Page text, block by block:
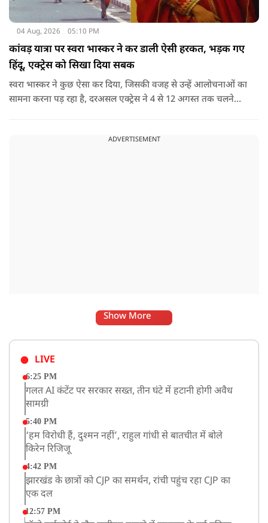
04 Aug, 2026 05:10 PM
कांवड़ यात्रा पर स्वरा भास्कर ने कर डाली ऐसी हरकत, भड़क गए
हिंदू, एक्ट्रेस को सिखा दिया सबक
स्वरा भास्कर ने कुछ ऐसा कर दिया, जिसकी वजह से उन्हें आलोचनाओं का
सामना करना पड़ रहा है, दरअसल एक्ट्रेस ने 4 से 12 अगस्त तक चलने
भास्कर ने अपनी भड़ास निकाली है.ADVERTISEMENT
Show More
LIVE
6:25 PM
गलत AI कंटेंट पर सरकार सख्त, तीन घंटे में हटानी होगी अवैध
सामग्री
5:40 PM
‘हम विरोधी हैं, दुश्मन नहीं’, राहुल गांधी से बातचीत में बोले
किरेन रिजिजू
4:42 PM
झारखंड के छात्रों को CJP का समर्थन, रांची पहुंच रहा CJP का
एक दल
12:57 PM